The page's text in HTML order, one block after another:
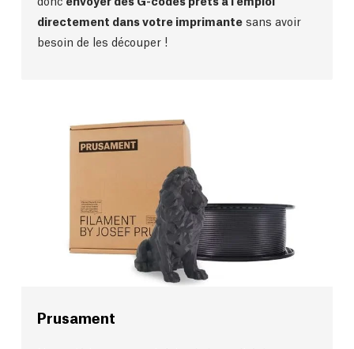
directement dans votre imprimante sans avoir
besoin de les découper !
Prusament